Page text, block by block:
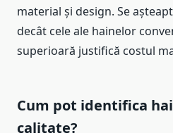
material și design. Se
decât cele ale hainelor
superioară justifică costul
Cum pot identifica
calitate?